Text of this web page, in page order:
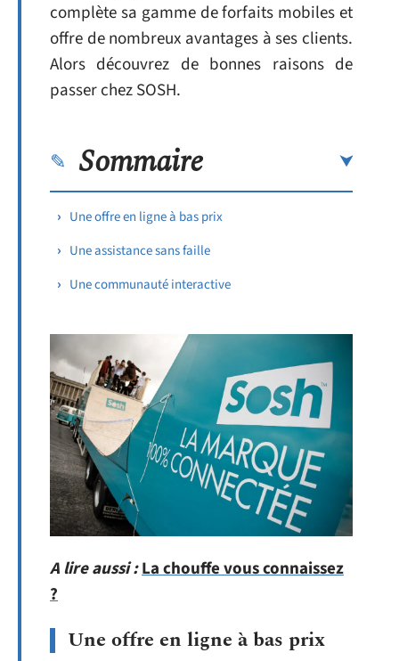
complète sa gamme de forfaits mobiles et
offre de nombreux avantages à ses clients.
Alors découvrez de bonnes raisons de
passer chez SOSH.
Sommaire
Une offre en ligne à bas prix
Une assistance sans faille
Une communauté interactive
A lire aussi :La chouffe vous connaissez
?
Une offre en ligne à bas prix